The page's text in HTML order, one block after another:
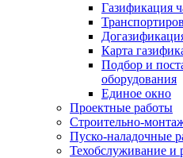
Газификация
Карта
Подбор и
оборудования
Единое окно
Проектные работы
Строительно-
Пуско-наладочные
Техобслуживание и